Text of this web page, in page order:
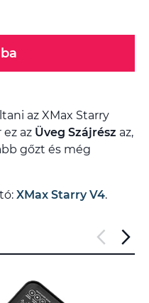
az XMax Starry
ez az Üveg Szájrész az,
gőzt és még
XMax Starry V4.